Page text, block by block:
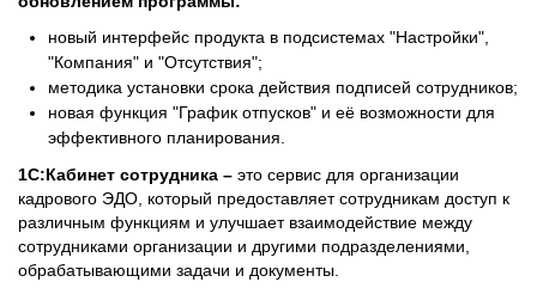
новый интерфейс продукта в подсистемах "Настройки",
"Компания" и "Отсутствия";
методика установки срока действия подписей сотрудников;
новая функция "График отпусков" и её возможности для
эффективного планирования.
1С:Кабинет сотрудника – это сервис для организации
кадрового ЭДО, который предоставляет сотрудникам доступ к
различным функциям и улучшает взаимодействие между
сотрудниками организации и другими подразделениями,
обрабатывающими задачи и документы.